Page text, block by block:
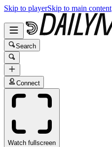
Skip to playerSkip to main content
Search
Connect
Watch fullscreen